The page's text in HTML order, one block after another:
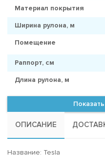
Материал покрытия
Ширина рулона, м
Помещение
Раппорт, см
Длина рулона, м
ОПИСАНИЕ
Название: Tesla